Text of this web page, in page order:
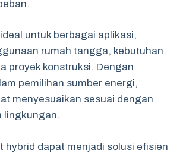
untuk berbagai aplikasi,
rumah tangga, kebutuhan
proyek konstruksi. Dengan
pemilihan sumber energi,
menyesuaikan sesuai dengan
lingkungan.
hybrid dapat menjadi solusi efisien